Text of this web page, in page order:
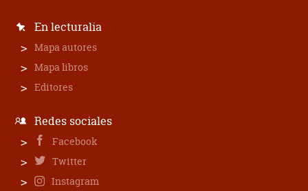
En lecturalia
Mapa autores
Mapa libros
Editores
Redes sociales
Facebook
Twitter
Instagram